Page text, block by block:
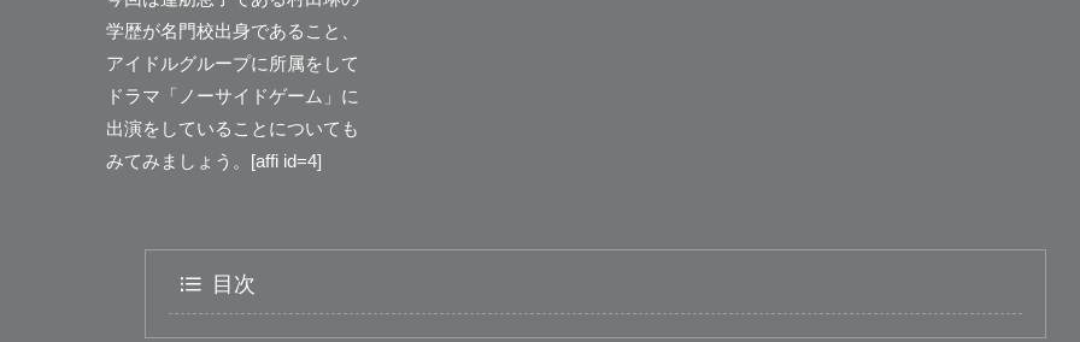
学歴が名門校出身であること、
アイドルグループに所属をして
ドラマ「ノーサイドゲーム」に
出演をしていることについても
みてみましょう。[affi id=4]
目次